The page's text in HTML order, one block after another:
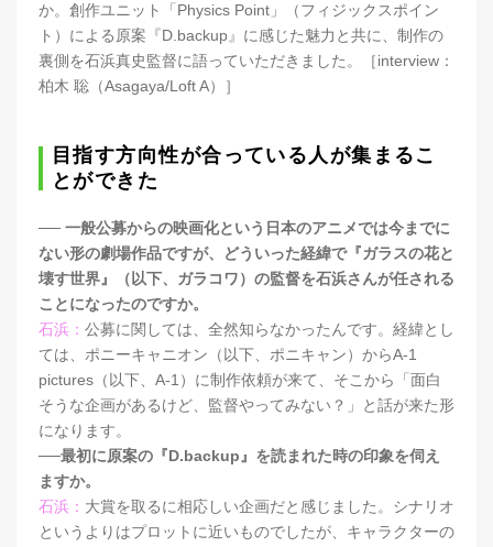
か。創作ユニット「Physics Point」（フィジックスポイン
ト）による原案『D.backup』に感じた魅力と共に、制作の
裏側を石浜真史監督に語っていただきました。［interview：
柏木 聡（Asagaya/Loft A）］
目指す方向性が合っている人が集まるこ
とができた
── 一般公募からの映画化という日本のアニメでは今までに
ない形の劇場作品ですが、どういった経緯で『ガラスの花と
壊す世界』（以下、ガラコワ）の監督を石浜さんが任される
ことになったのですか。
石浜： 公募に関しては、全然知らなかったんです。経緯とし
ては、ポニーキャニオン（以下、ポニキャン）からA-1
pictures（以下、A-1）に制作依頼が来て、そこから「面白
そうな企画があるけど、監督やってみない？」と話が来た形
になります。
──最初に原案の『D.backup』を読まれた時の印象を伺え
ますか。
石浜： 大賞を取るに相応しい企画だと感じました。シナリオ
というよりはプロットに近いものでしたが、キャラクターの